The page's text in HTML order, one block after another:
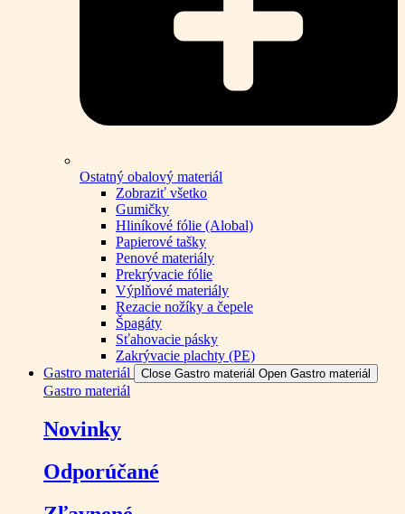
Ostatný obalový materiál
Zobraziť všetko
Gumičky
Hliníkové fólie (Alobal)
Papierové tašky
Penové materiály
Prekrývacie fólie
Výplňové materiály
Rezacie nožíky a čepele
Špagáty
Sťahovacie pásky
Zakrývacie plachty (PE)
Gastro materiál
Close Gastro materiál Open Gastro materiál
Gastro materiál
Novinky
Odporúčané